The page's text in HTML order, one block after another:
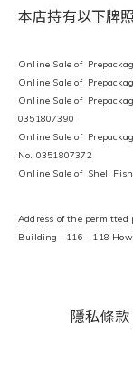
本店持有以下牌
Online Sale of
Online Sale of
Online Sale of
0351807390
Online Sale of
No. 0351807372
Online Sale of Shell
Address of the permitted
Building , 116 - 118
隱私條